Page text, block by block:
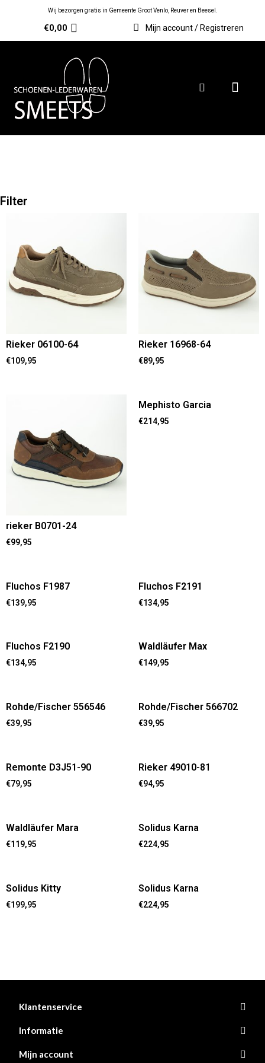
Wij bezorgen gratis in Gemeente Groot Venlo, Reuver en Beesel.
€0,00 Mijn account / Registreren
Filter
Rieker 06100-64
€109,95
Rieker 16968-64
€89,95
rieker B0701-24
€99,95
Mephisto Garcia
€214,95
Fluchos F1987
€139,95
Fluchos F2191
€134,95
Fluchos F2190
€134,95
Waldläufer Max
€149,95
Rohde/Fischer 556546
€39,95
Rohde/Fischer 566702
€39,95
Remonte D3J51-90
€79,95
Rieker 49010-81
€94,95
Waldläufer Mara
€119,95
Solidus Karna
€224,95
Solidus Kitty
€199,95
Solidus Karna
€224,95
Klantenservice
Informatie
Mijn account